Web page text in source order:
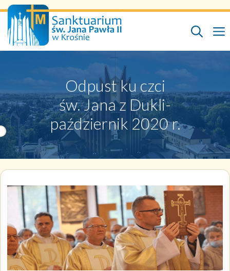
Przejdź
do
treści
Odpust ku czci
św. Jana z Dukli-
październik 2020 r.